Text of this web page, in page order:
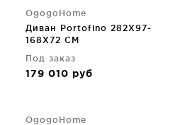
OgogoHome
Диван Portofino 282X97-
168X72 CM
Под заказ
179 010 руб
OgogoHome